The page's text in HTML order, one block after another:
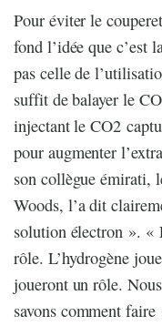
Pour éviter le
fond l’idée que c’est
pas celle de
suffit de balayer le
injectant le CO2
pour augmenter
son collègue émirati,
Woods, l’a dit
solution électron ». «
rôle. L’hydrogène
joueront un rôle.
savons comment faire